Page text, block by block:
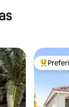
Entre